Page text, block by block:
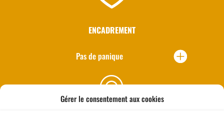
Gérer le consentement aux cookies
ENCADREMENT
Pas de panique